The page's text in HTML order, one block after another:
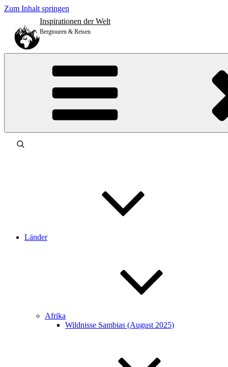
Zum Inhalt springen
Inspirationen der Welt
Bergtouren & Reisen
Länder
Afrika
Wildnisse Sambias (August 2025)